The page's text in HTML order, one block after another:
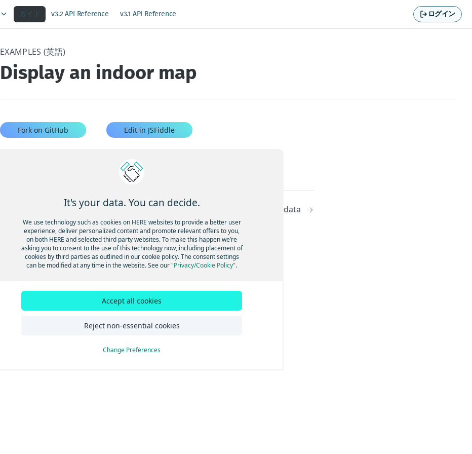
ガイド v3.2 API Reference v3.1 API Reference ログイン
EXAMPLES (英語)
Display an indoor map
Fork on GitHub Edit in JSFiddle
Context menu Display GeoJSON data
このページは役に立ちましたか？ はい いいえ
It's your data. You can decide.
We use technology such as cookies on HERE websites to provide a better user
experience, deliver personalized content and promote relevant offers to you,
on both HERE and selected third party websites. To make this happen we’re
asking you to consent to the use of this technology now, including placement of
cookies by third parties as outlined in our cookie policy. The consent settings
can be modified at any time in the website. See our"Privacy/Cookie Policy".
Accept all cookies
Reject non-essential cookies
Change Preferences